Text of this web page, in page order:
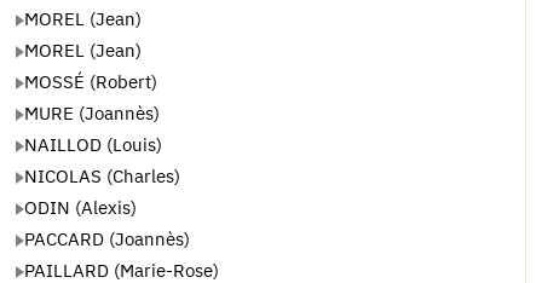
MOREL (Jean)
MOREL (Jean)
MOSSÉ (Robert)
MURE (Joannès)
NAILLOD (Louis)
NICOLAS (Charles)
ODIN (Alexis)
PACCARD (Joannès)
PAILLARD (Marie-Rose)